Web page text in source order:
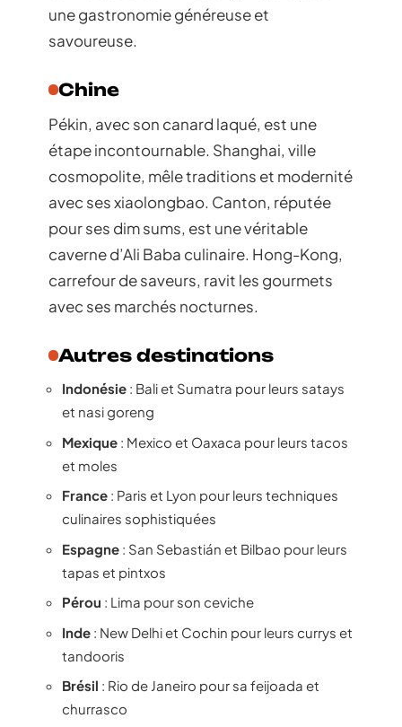
une gastronomie généreuse et
savoureuse.
Chine
Pékin, avec son canard laqué, est une
étape incontournable. Shanghai, ville
cosmopolite, mêle traditions et modernité
avec ses xiaolongbao. Canton, réputée
pour ses dim sums, est une véritable
caverne d’Ali Baba culinaire. Hong-Kong,
carrefour de saveurs, ravit les gourmets
avec ses marchés nocturnes.
Autres destinations
Indonésie : Bali et Sumatra pour leurs satays
et nasi goreng
Mexique : Mexico et Oaxaca pour leurs tacos
et moles
France : Paris et Lyon pour leurs techniques
culinaires sophistiquées
Espagne : San Sebastián et Bilbao pour leurs
tapas et pintxos
Pérou : Lima pour son ceviche
Inde : New Delhi et Cochin pour leurs currys et
tandooris
Brésil : Rio de Janeiro pour sa feijoada et
churrasco